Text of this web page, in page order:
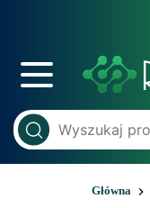
Główna